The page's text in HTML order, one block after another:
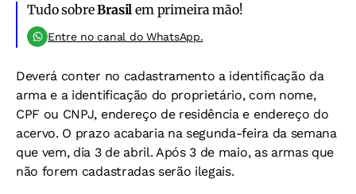
Tudo sobreBrasil em primeira mão!
Entre no canal do WhatsApp.
Deverá conter no cadastramento a identificação da
arma e a identificação do proprietário, com nome,
CPF ou CNPJ, endereço de residência e endereço do
acervo. O prazo acabaria na segunda-feira da semana
que vem, dia 3 de abril. Após 3 de maio, as armas que
não forem cadastradas serão ilegais.